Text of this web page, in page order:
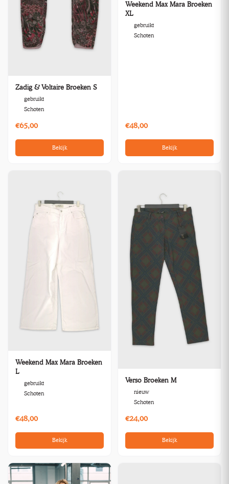
Zadig & Voltaire Broeken S
gebruikt
Schoten
€65,00
Bekijk
Weekend Max Mara Broeken
XL
gebruikt
Schoten
€48,00
Bekijk
Weekend Max Mara Broeken
L
gebruikt
Schoten
€48,00
Bekijk
Verso Broeken M
nieuw
Schoten
€24,00
Bekijk